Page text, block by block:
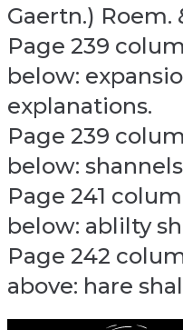
Gaertn.) Roem.
Page 239
below:
explanations.
Page 239
below:
Page 241
below: ablilty
Page 242
above: hare